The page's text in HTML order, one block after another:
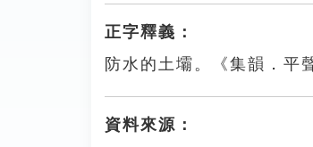
正字釋義：
防水的土壩。《集韻．平
資料來源：